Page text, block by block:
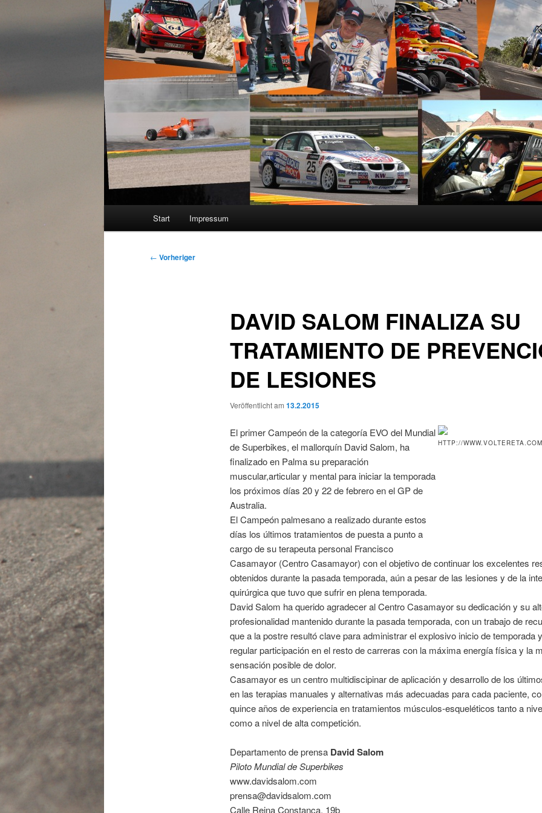
Start Impressum
Beitragsnavigation
← Vorheriger
DAVID SALOM FINALIZA SU
TRATAMIENTO DE
DE LESIONES
Veröffentlicht am 13.2.2015
El primer Campeón de la categoría EVO del Mundial
de Superbikes, el mallorquín David Salom, ha
finalizado en Palma su preparación
muscular,articular y mental para iniciar la temporada
los próximos días 20 y 22 de febrero en el GP de
Australia.
El Campeón palmesano a realizado durante estos
días los últimos tratamientos de puesta a punto a
cargo de su terapeuta personal Francisco
Casamayor (Centro Casamayor) con el objetivo de continuar los excelentes
obtenidos durante la pasada temporada, aún a pesar de las lesiones y de la
quirúrgica que tuvo que sufrir en plena temporada.
David Salom ha querido agradecer al Centro Casamayor su dedicación y su
profesionalidad mantenido durante la pasada temporada, con un trabajo de
que a la postre resultó clave para administrar el explosivo inicio de temporada
regular participación en el resto de carreras con la máxima energía física y la
sensación posible de dolor.
Casamayor es un centro multidiscipinar de aplicación y desarrollo de los
en las terapias manuales y alternativas más adecuadas para cada paciente,
quince años de experiencia en tratamientos músculos-esqueléticos tanto a
como a nivel de alta competición.
Departamento de prensa David Salom
Piloto Mundial de Superbikes
www.davidsalom.com
prensa@davidsalom.com
Calle Reina Constança, 19b